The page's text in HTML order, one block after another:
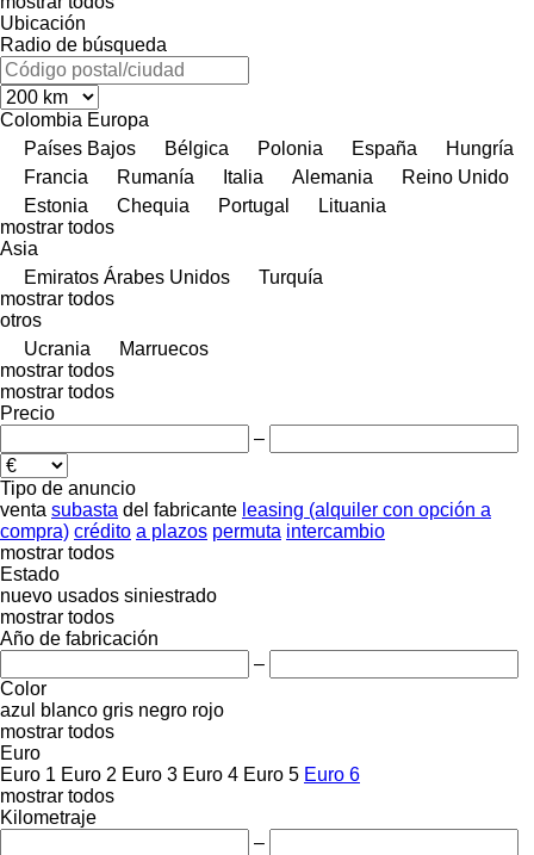
Ubicación
Radio de búsqueda
Colombia Europa
Países Bajos
Bélgica Polonia España
Hungría
Francia
Rumanía Italia Alemania
Reino Unido
Estonia
Chequia Portugal
Lituania
mostrar todos
Asia
Emiratos Árabes Unidos
Turquía
mostrar todos
otros
Ucrania
Marruecos
mostrar todos
mostrar todos
Precio
–
Tipo de anuncio
venta subasta del fabricante leasing (alquiler con opción a
compra) crédito a plazos permuta intercambio
mostrar todos
Estado
nuevo usados siniestrado
mostrar todos
Año de fabricación
–
Color
azul
blanco gris negro rojo
mostrar todos
Euro
Euro 1 Euro 2 Euro 3 Euro 4 Euro 5 Euro 6
mostrar todos
Kilometraje
–